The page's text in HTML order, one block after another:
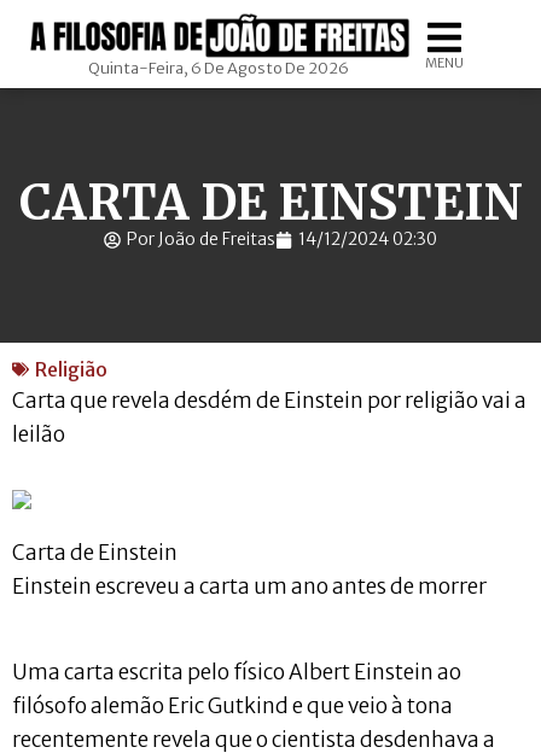
Quinta-Feira, 6 De Agosto De 2026 MENU
CARTA DE EINSTEIN
Por João de Freitas 14/12/2024 02:30
Religião
Carta que revela desdém de Einstein por religião vai a
leilão
Carta de Einstein
Einstein escreveu a carta um ano antes de morrer
Uma carta escrita pelo físico Albert Einstein ao
filósofo alemão Eric Gutkind e que veio à tona
recentemente revela que o cientista desdenhava a